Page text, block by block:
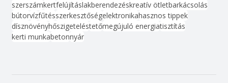
szerszámkertfelújításlakberendezéskreatív ötletbarkácsolás
bútorvízfűtésszerkesztőségelektronikahasznos tippek
dísznövényhőszigeteléstetőmegújuló energiatisztítás
kerti munkabetonnyár